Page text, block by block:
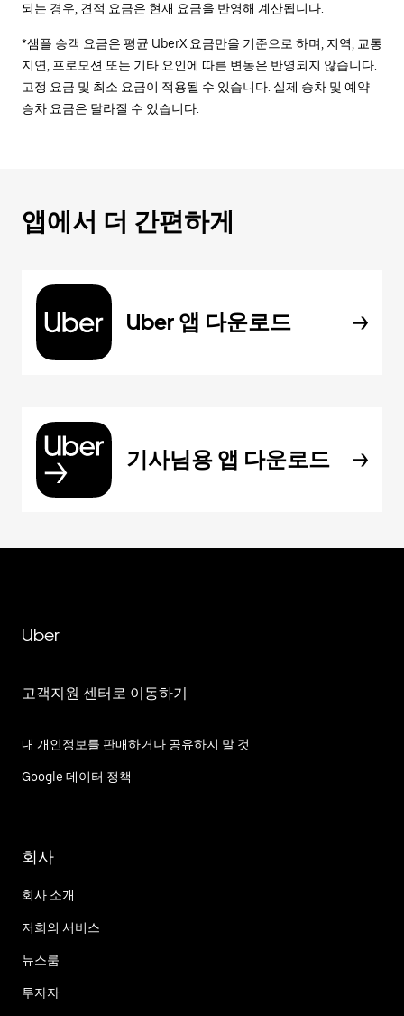
되는 경우, 견적 요금은 현재 요금을 반영해 계산됩니다.
*샘플 승객 요금은 평균 UberX 요금만을 기준으로 하며, 지역, 교통
지연, 프로모션 또는 기타 요인에 따른 변동은 반영되지 않습니다.
고정 요금 및 최소 요금이 적용될 수 있습니다. 실제 승차 및 예약
승차 요금은 달라질 수 있습니다.
앱에서 더 간편하게
Uber 앱 다운로드
기사님용 앱 다운로드
Uber
고객지원 센터로 이동하기
내 개인정보를 판매하거나 공유하지 말 것
Google 데이터 정책
회사
회사 소개
저희의 서비스
뉴스룸
투자자